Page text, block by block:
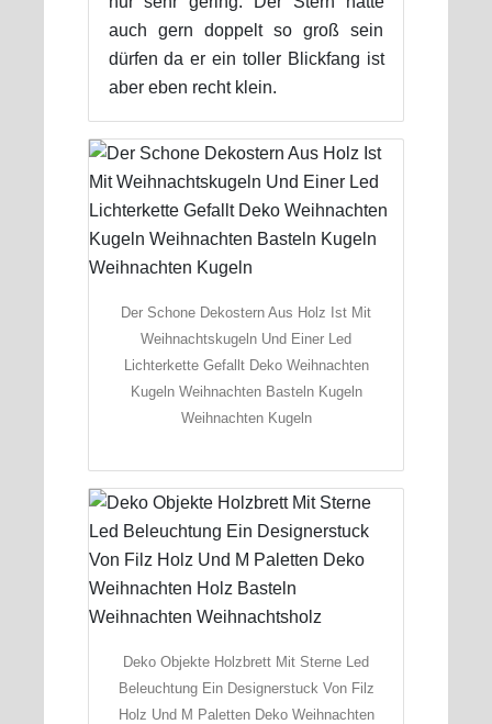
auch gern doppelt so groß sein
dürfen da er ein toller Blickfang ist
aber eben recht klein.
Der Schone Dekostern Aus Holz Ist Mit
Weihnachtskugeln Und Einer Led
Lichterkette Gefallt Deko Weihnachten
Kugeln Weihnachten Basteln Kugeln
Weihnachten Kugeln
Deko Objekte Holzbrett Mit Sterne Led
Beleuchtung Ein Designerstuck Von Filz
Holz Und M Paletten Deko Weihnachten